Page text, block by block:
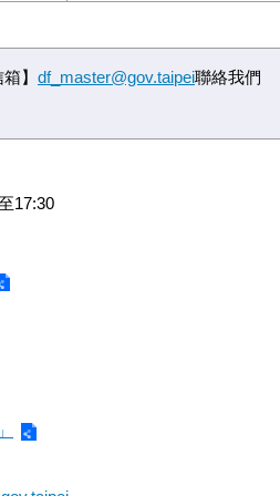
】 df_master@gov.taipei
17:30